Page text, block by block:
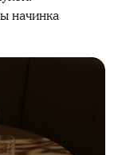
начинка